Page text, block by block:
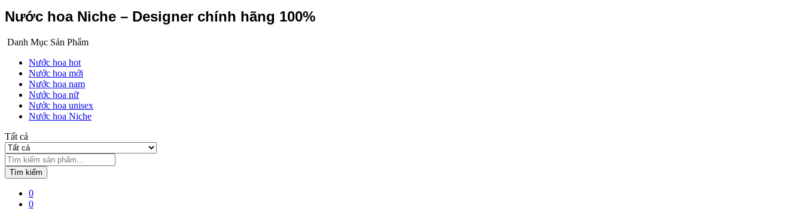
Nước hoa Niche – Designer chính hãng 100%
Danh Mục Sản Phẩm
Nước hoa hot
Nước hoa mới
Nước hoa nam
Nước hoa nữ
Nước hoa unisex
Nước hoa Niche
Tất cả
Tìm kiếm
0
0